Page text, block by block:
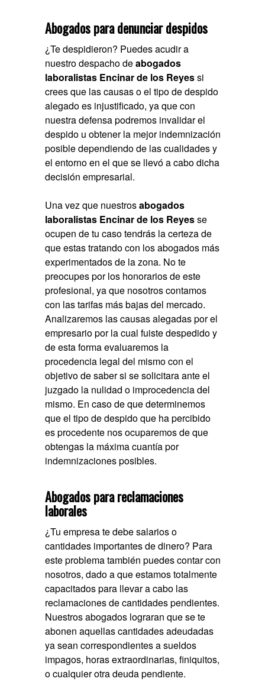
Abogados para denunciar despidos
¿Te despidieron? Puedes acudir a
nuestro despacho deabogados
laboralistas Encinar de los Reyessi
crees que las causas o el tipo de despido
alegado es injustificado, ya que con
nuestra defensa podremos invalidar el
despido u obtener la mejor indemnización
posible dependiendo de las cualidades y
el entorno en el que se llevó a cabo dicha
decisión empresarial.
Una vez que nuestrosabogados
laboralistas Encinar de los Reyesse
ocupen de tu caso tendrás la certeza de
que estas tratando con los abogados más
experimentados de la zona. No te
preocupes por los honorarios de este
profesional, ya que nosotros contamos
con las tarifas más bajas del mercado.
Analizaremos las causas alegadas por el
empresario por la cual fuiste despedido y
de esta forma evaluaremos la
procedencia legal del mismo con el
objetivo de saber si se solicitara ante el
juzgado la nulidad o improcedencia del
mismo. En caso de que determinemos
que el tipo de despido que ha percibido
es procedente nos ocuparemos de que
obtengas la máxima cuantía por
indemnizaciones posibles.
Abogados para reclamaciones
laborales
¿Tu empresa te debe salarios o
cantidades importantes de dinero? Para
este problema también puedes contar con
nosotros, dado a que estamos totalmente
capacitados para llevar a cabo las
reclamaciones de cantidades pendientes.
Nuestros abogados lograran que se te
abonen aquellas cantidades adeudadas
ya sean correspondientes a sueldos
impagos, horas extraordinarias, finiquitos,
o cualquier otra deuda pendiente.